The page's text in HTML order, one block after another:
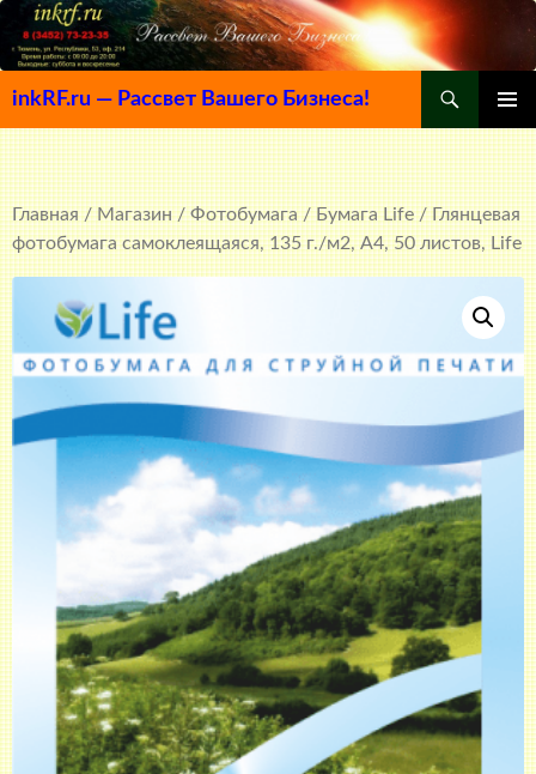
inkRF.ru — Рассвет Вашего Бизнеса!
МЕНЮ
К
СОДЕРЖИМОМУ
Главная/Магазин/Фотобумага/Бумага Life/ Глянцевая
фотобумага самоклеящаяся, 135 г./м2, A4, 50 листов, Life